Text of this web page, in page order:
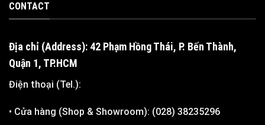
CONTACT
Địa chỉ (Address): 42 Phạm Hồng Thái, P. Bến Thành,
Quận 1, TP.HCM
Điện thoại (Tel.):
• Cửa hàng (Shop & Showroom): (028) 38235296